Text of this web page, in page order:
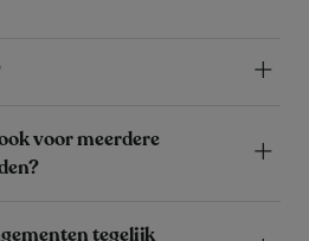
voor meerdere
tegelijk